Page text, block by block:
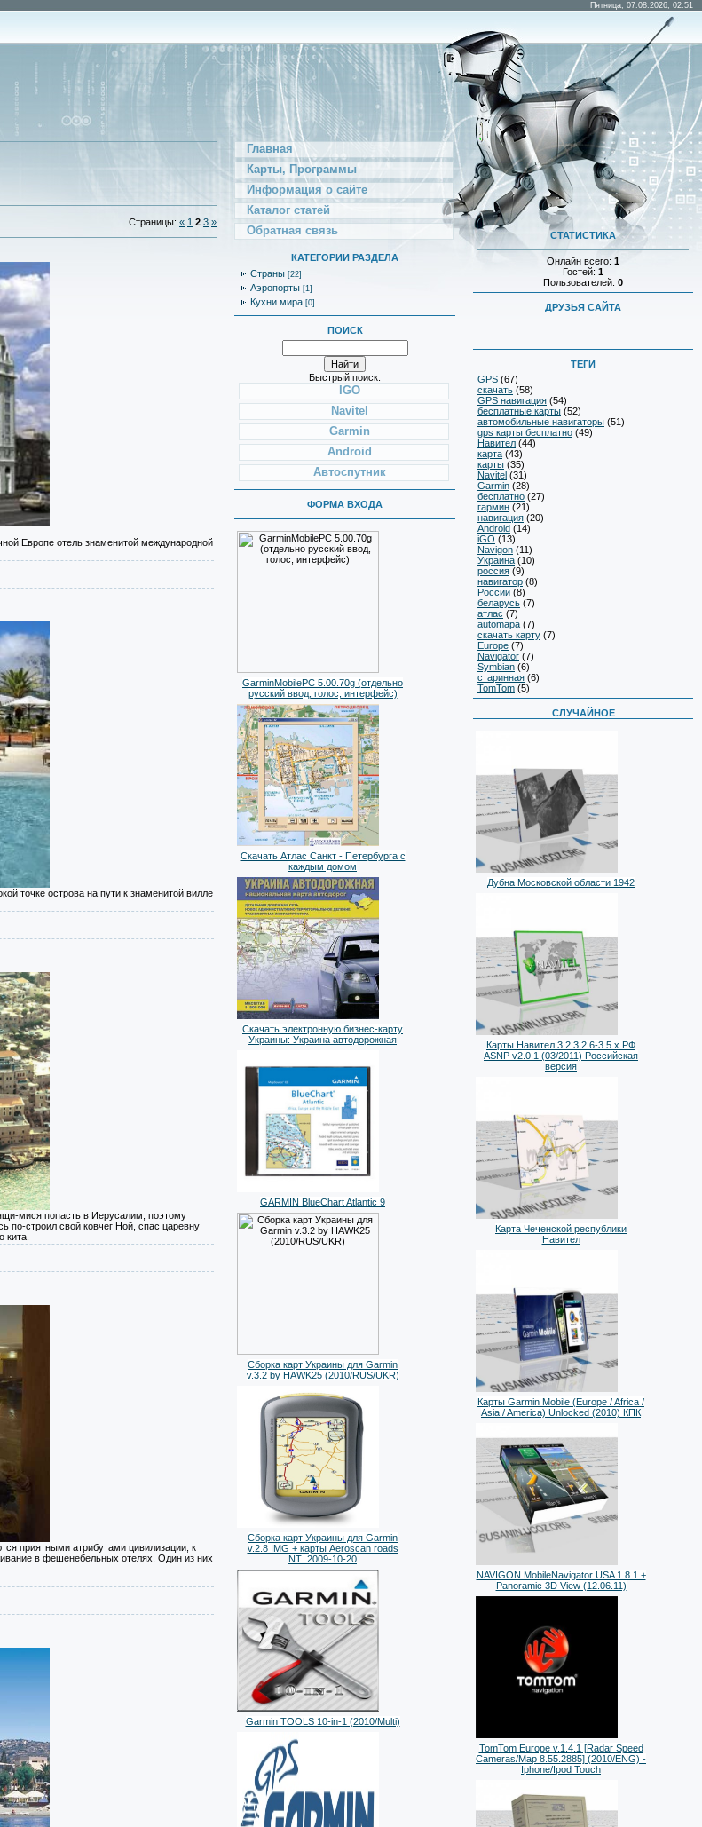
Пятница, 07.08.2026, 02:51
Страницы: « 1 2 3 »
Европе отель знаменитой международной
точке острова на пути к знаменитой вилле
мися попасть в Иерусалим, поэтому
по-строил свой ковчег Ной, спас царевну
кита.
приятными атрибутами цивилизации, к
в фешенебельных отелях. Один из них
Главная
Карты, Программы
Информация о сайте
Каталог статей
Обратная связь
КАТЕГОРИИ РАЗДЕЛА
Страны [22]
Аэропорты [1]
Кухни мира [0]
ПОИСК
Быстрый поиск:
IGO
Navitel
Garmin
Android
Автоспутник
ФОРМА ВХОДА
GarminMobilePC 5.00.70g (отдельно
русский ввод, голос, интерфейс)
Скачать Атлас Санкт - Петербурга с
каждым домом
Скачать электронную бизнес-карту
Украины: Украина автодорожная
GARMIN BlueChart Atlantic 9
Сборка карт Украины для Garmin
v.3.2 by HAWK25 (2010/RUS/UKR)
Сборка карт Украины для Garmin
v.2.8 IMG + карты Aeroscan roads
NT_2009-10-20
Garmin TOOLS 10-in-1 (2010/Multi)
СТАТИСТИКА
Онлайн всего: 1
Гостей: 1
Пользователей: 0
ДРУЗЬЯ САЙТА
ТЕГИ
GPS (67)
скачать (58)
GPS навигация (54)
бесплатные карты (52)
автомобильные навигаторы (51)
gps карты бесплатно (49)
Навител (44)
карта (43)
карты (35)
Navitel (31)
Garmin (28)
бесплатно (27)
гармин (21)
навигация (20)
Android (14)
iGO (13)
Navigon (11)
Украина (10)
россия (9)
навигатор (8)
России (8)
беларусь (7)
атлас (7)
automapa (7)
скачать карту (7)
Europe (7)
Navigator (7)
Symbian (6)
старинная (6)
TomTom (5)
СЛУЧАЙНОЕ
Дубна Московской области 1942
Карты Навител 3.2 3.2.6-3.5.х РФ
ASNP v2.0.1 (03/2011) Российская
версия
Карта Чеченской республики
Навител
Карты Garmin Mobile (Europe / Africa /
Asia / America) Unlocked (2010) КПК
NAVIGON MobileNavigator USA 1.8.1 +
Panoramic 3D View (12.06.11)
TomTom Europe v.1.4.1 [Radar Speed
Cameras/Map 8.55.2885] (2010/ENG) -
Iphone/Ipod Touch